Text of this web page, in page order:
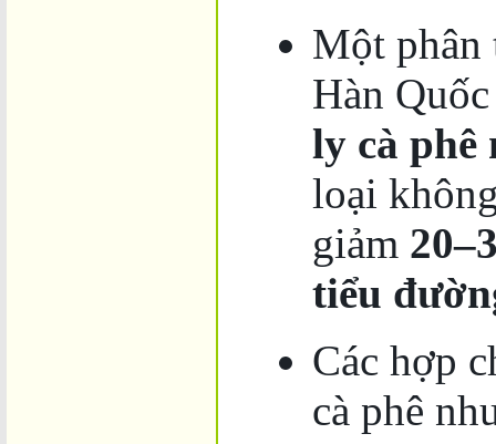
Một phân
Hàn
ly cà phê
loại
giảm
tiểu
Các hợp
cà phê